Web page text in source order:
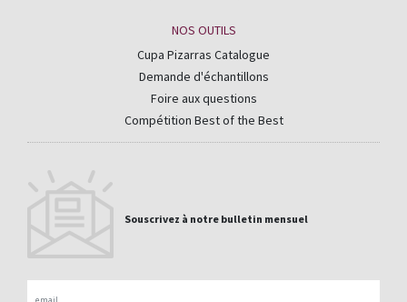
NOS OUTILS
Cupa Pizarras Catalogue
Demande d'échantillons
Foire aux questions
Compétition Best of the Best
Souscrivez à notre bulletin mensuel